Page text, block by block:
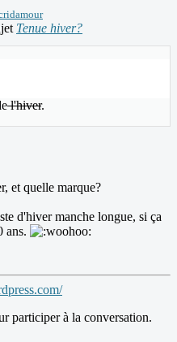
Tenue hiver?
l'hiver.
et quelle marque?
d'hiver manche longue, si ça
ans.
participer à la conversation.